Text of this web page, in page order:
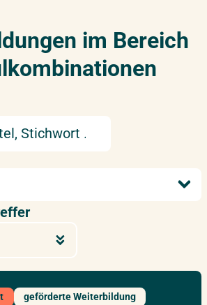
im Bereich
geförderte Weiterbildung